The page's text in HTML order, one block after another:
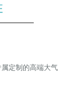
定制的高端大气